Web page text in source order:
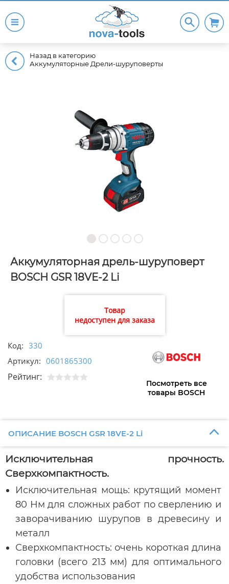
Назад в категорию
Аккумуляторные Дрели-шуруповерты
Аккумуляторная дрель-шуруповерт
BOSCH GSR 18VE-2 Li
Товар
недоступен для заказа
Код: 330
Артикул: 0601865300
Рейтинг:
Посмотреть все
товары BOSCH
ОПИСАНИЕ BOSCH GSR 18VE-2 Li
Исключительная прочность.
Сверхкомпактность.
Исключительная мощь: крутящий момент
80 Нм для сложных работ по сверлению и
заворачиванию шурупов в древесину и
металл
Сверхкомпактность: очень короткая длина
головки (всего 213 мм) для оптимального
удобства использования